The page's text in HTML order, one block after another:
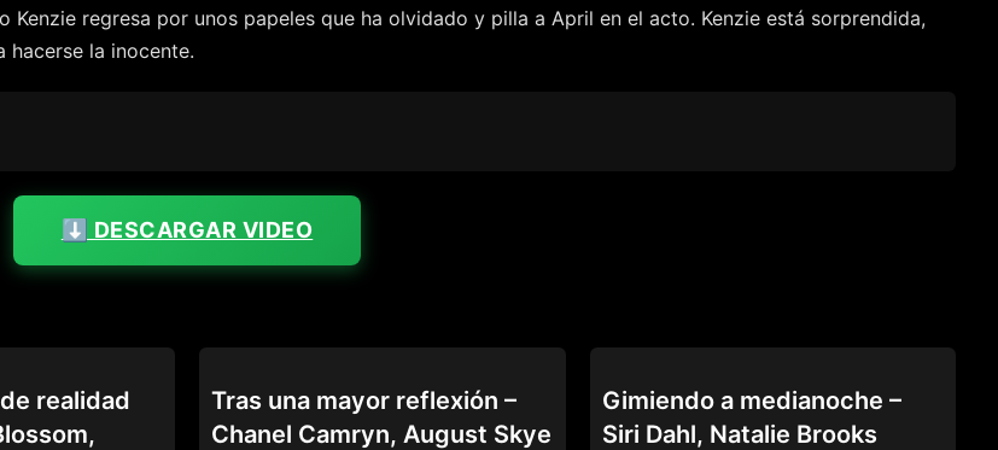
regresa por unos papeles que ha olvidado y pilla a April en el acto. Kenzie está sorprendida,
hacerse la inocente.
⬇️ DESCARGAR VIDEO
realidad
Tras una mayor reflexión –
Chanel Camryn, August Skye
Gimiendo a medianoche –
Siri Dahl, Natalie Brooks